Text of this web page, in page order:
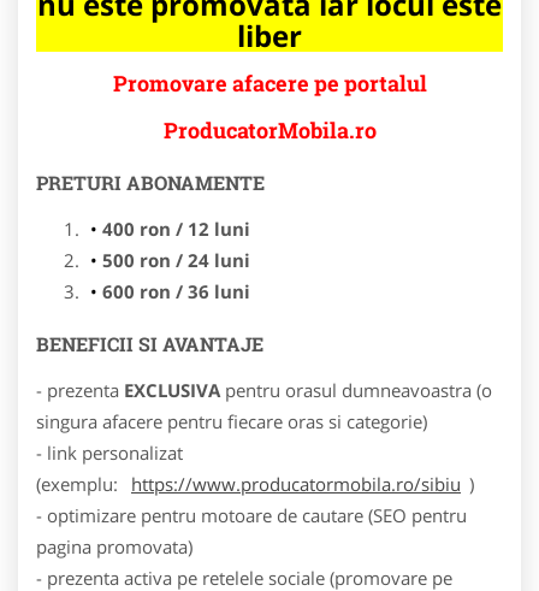
liber
Promovare afacere pe portalul
ProducatorMobila.ro
PRETURI ABONAMENTE
400 ron / 12 luni
500 ron / 24 luni
600 ron / 36 luni
BENEFICII SI AVANTAJE
- prezenta EXCLUSIVA pentru orasul dumneavoastra (o
singura afacere pentru fiecare oras si categorie)
- link personalizat
(exemplu:
https://www.producatormobila.ro/sibiu )
- optimizare pentru motoare de cautare (SEO pentru
pagina promovata)
- prezenta activa pe retelele sociale (promovare pe